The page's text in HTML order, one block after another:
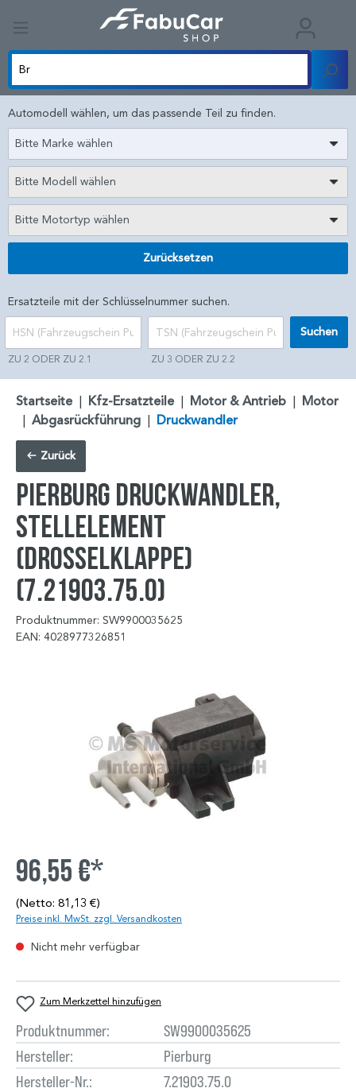
Automodell wählen, um das passende Teil zu finden.
Bitte Marke wählen
Bitte Modell wählen
Bitte Motortyp wählen
Zurücksetzen
Ersatzteile mit der Schlüsselnummer suchen.
ZU 2 ODER ZU 2.1 ZU 3 ODER ZU 2.2
Suchen
Startseite | Kfz-Ersatzteile | Motor & Antrieb | Motor
| Abgasrückführung | Druckwandler
Zurück
PIERBURG Druckwandler,
Stellelement
(Drosselklappe)
(7.21903.75.0)
Produktnummer: SW9900035625
EAN: 4028977326851
96,55 €*
(Netto: 81,13 €)
Preise inkl. MwSt. zzgl. Versandkosten
Nicht mehr verfügbar
Zum Merkzettel hinzufügen
Produktnummer:
SW9900035625
Hersteller:
Pierburg
Hersteller-Nr.:
7.21903.75.0